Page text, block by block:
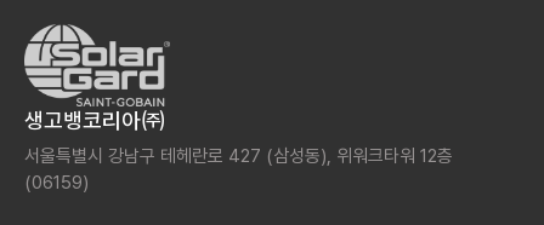
생고뱅코리아㈜
서울특별시 강남구 테헤란로 427 (삼성동), 위워크타워 12층
(06159)